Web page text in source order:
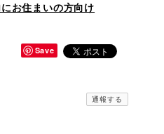
お住まいの方向け
Save
通報する